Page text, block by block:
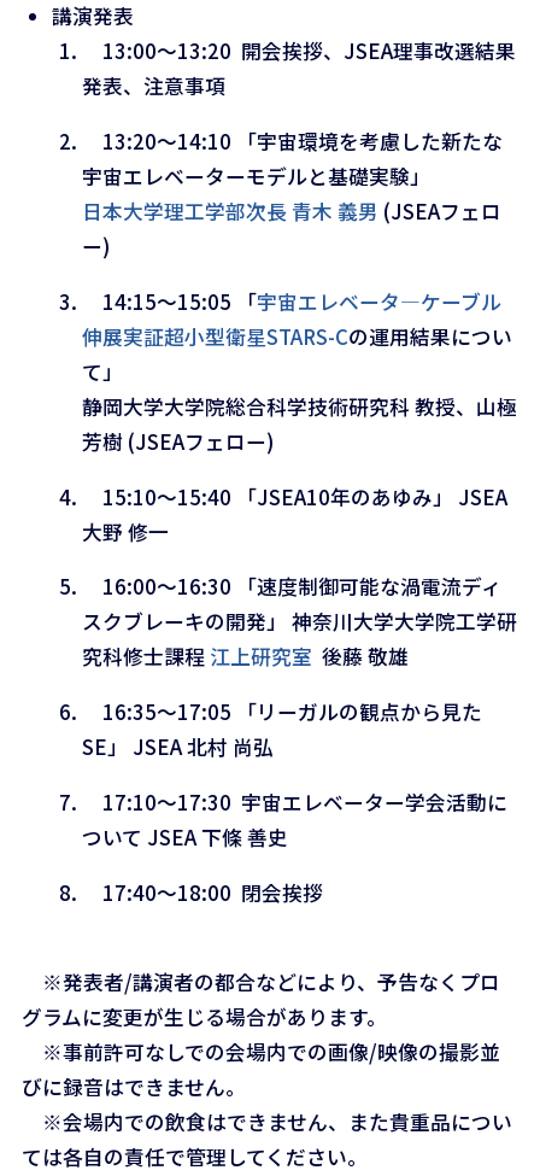
講演発表
13:00～13:20 開会挨拶、JSEA理事改選結果
発表、注意事項
13:20～14:10 「宇宙環境を考慮した新たな
宇宙エレベーターモデルと基礎実験」
日本大学理工学部次長 青木 義男 (JSEAフェロ
ー)
14:15～15:05 「宇宙エレベータ―ケーブル
伸展実証超小型衛星STARS-Cの運用結果につい
て」
静岡大学大学院総合科学技術研究科 教授、山極
芳樹 (JSEAフェロー)
15:10～15:40 「JSEA10年のあゆみ」 JSEA
大野 修一
16:00～16:30 「速度制御可能な渦電流ディ
スクブレーキの開発」 神奈川大学大学院工学研
究科修士課程 江上研究室 後藤 敬雄
16:35～17:05 「リーガルの観点から見た
SE」 JSEA 北村 尚弘
17:10～17:30 宇宙エレベーター学会活動に
ついて JSEA 下條 善史
17:40～18:00 閉会挨拶
※発表者/講演者の都合などにより、予告なくプロ
グラムに変更が生じる場合があります。
※事前許可なしでの会場内での画像/映像の撮影並
びに録音はできません。
※会場内での飲食はできません、また貴重品につい
ては各自の責任で管理してください。